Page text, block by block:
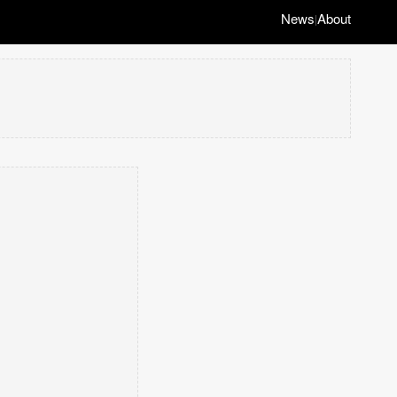
News|About